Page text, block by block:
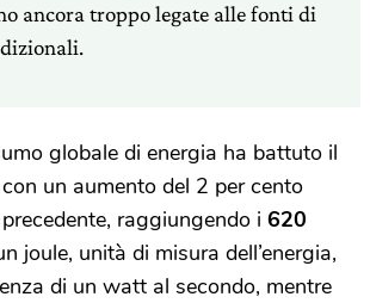
ancora troppo legate alle fonti di
globale di energia ha battuto il
un aumento del 2 per cento
raggiungendo i 620
joule, unità di misura dell’energia,
di un watt al secondo, mentre